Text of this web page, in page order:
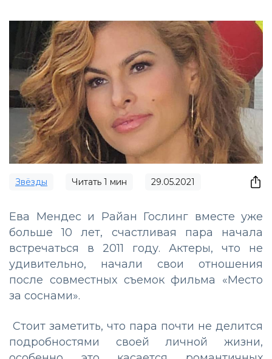
Звёзды Читать 1 мин 29.05.2021
Ева Мендес и Райан Гослинг вместе уже
больше 10 лет, счастливая пара начала
встречаться в 2011 году. Актеры, что не
удивительно, начали свои отношения
после совместных съемок фильма «Место
за соснами».
Стоит заметить, что пара почти не делится
подробностями своей личной жизни,